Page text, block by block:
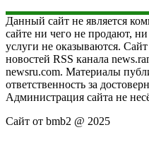
Данный сайт не является
сайте ни чего не продают,
услуги не оказываются.
новостей RSS канала
newsru.com. Материалы
ответственность за
Администрация сайта не
Сайт от bmb2 @ 2025